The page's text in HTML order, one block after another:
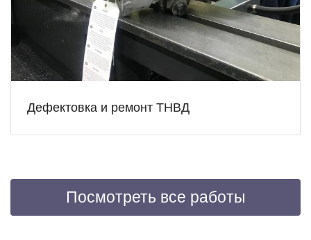
Дефектовка и ремонт ТНВД
Посмотреть все работы